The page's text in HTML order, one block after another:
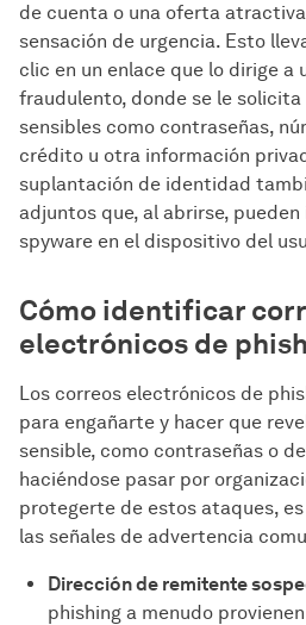
de cuenta o una oferta
sensación de urgencia. Esto
clic en un enlace que lo dirige a
fraudulento, donde se le
sensibles como contraseñas,
crédito u otra información
suplantación de identidad
adjuntos que, al abrirse,
spyware en el dispositivo del
Cómo identificar
electrónicos de
Los correos electrónicos de
para engañarte y hacer que
sensible, como contraseñas o
haciéndose pasar por
protegerte de estos ataques,
las señales de advertencia
Dirección de remitente
phishing a menudo